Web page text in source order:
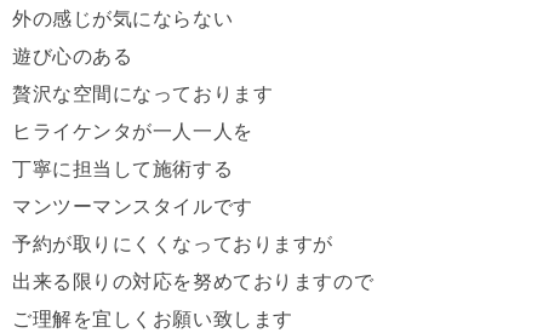
外の感じが気にならない
遊び心のある
贅沢な空間になっております
ヒライケンタが一人一人を
丁寧に担当して施術する
マンツーマンスタイルです
予約が取りにくくなっておりますが
出来る限りの対応を努めておりますので
ご理解を宜しくお願い致します